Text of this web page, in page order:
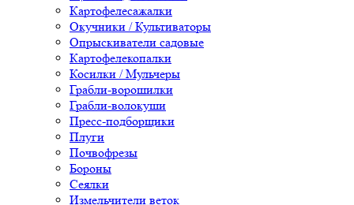
Картофелесажалки
Окучники / Культиваторы
Опрыскиватели садовые
Картофелекопалки
Косилки / Мульчеры
Грабли-ворошилки
Грабли-волокуши
Пресс-подборщики
Плуги
Почвофрезы
Бороны
Сеялки
Измельчители веток